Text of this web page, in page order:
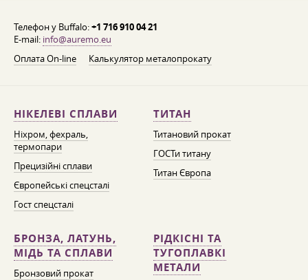
Телефон у Buffalo:+1 716 910 04 21
E-mail: info@auremo.eu
Оплата On-line
Калькулятор металопрокату
НІКЕЛЕВІ СПЛАВИ
Ніхром, фехраль,
термопари
Прецизійні сплави
Європейські спецсталі
Гост спецсталі
ТИТАН
Титановий прокат
ГОСТи титану
Титан Європа
БРОНЗА, ЛАТУНЬ,
МІДЬ ТА СПЛАВИ
Бронзовий прокат
РІДКІСНІ ТА
ТУГОПЛАВКІ
МЕТАЛИ